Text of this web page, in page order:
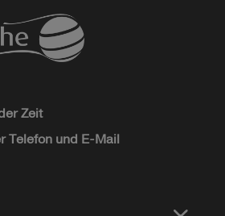
Zeit
Telefon und E-Mail